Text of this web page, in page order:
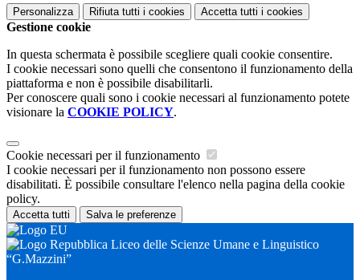
Personalizza Rifiuta tutti i cookies Accetta tutti i cookies
Gestione cookie
In questa schermata è possibile scegliere quali cookie consentire.
I cookie necessari sono quelli che consentono il funzionamento della
piattaforma e non è possibile disabilitarli.
Per conoscere quali sono i cookie necessari al funzionamento potete
visionare la COOKIE POLICY.
Cookie necessari per il funzionamento
I cookie necessari per il funzionamento non possono essere
disabilitati. È possibile consultare l'elenco nella pagina della cookie
policy.
Accetta tutti Salva le preferenze
Liceo delle Scienze Umane e Linguistico
“G.Mazzini”